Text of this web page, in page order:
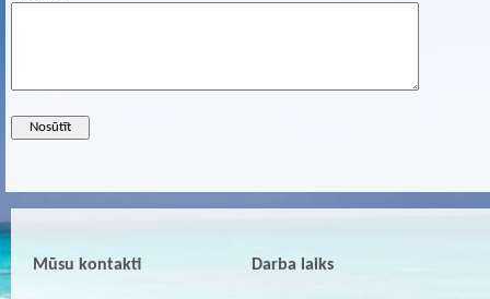
Mūsu kontakti Darba laiks